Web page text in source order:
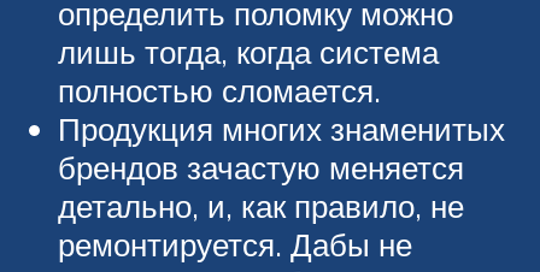
определить поломку можно
лишь тогда, когда система
полностью сломается.
Продукция многих знаменитых
брендов зачастую меняется
детально, и, как правило, не
ремонтируется. Дабы не